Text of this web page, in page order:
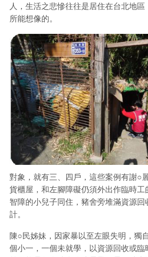
人，生活之悲慘往往是居住在台北地區
所能想像的。
對象，就有三、四戶，這些案例有謝○
貨櫃屋，和左腳障礙仍須外出作臨時
智障的小兒子同住，豬舍旁堆滿資源回
計。
陳○民姊妹，因家暴以至左眼失明，獨
個小一，一個未就學，以資源回收或臨